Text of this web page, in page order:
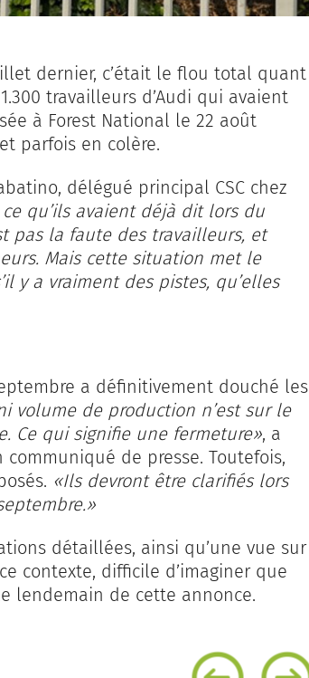
dernier, c’était le flou total quant
travailleurs d’Audi qui avaient
à Forest National le 22 août
parfois en colère.
délégué principal CSC chez
qu’ils avaient déjà dit lors du
pas la faute des travailleurs, et
Mais cette situation met le
y a vraiment des pistes, qu’elles
a définitivement douché les
volume de production n’est sur le
Ce qui signifie une fermeture», a
communiqué de presse. Toutefois,
«Ils devront être clarifiés lors
détaillées, ainsi qu’une vue sur
contexte, difficile d’imaginer que
lendemain de cette annonce.